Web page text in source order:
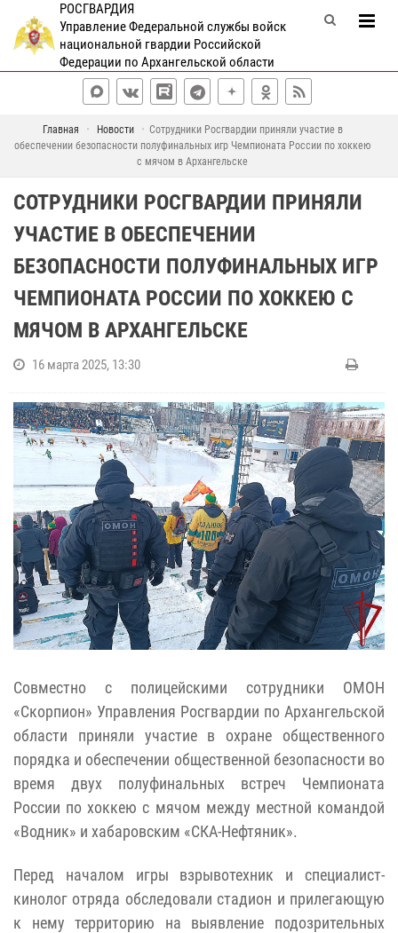
РОСГВАРДИЯ
Управление Федеральной службы войск
национальной гвардии Российской
Федерации по Архангельской области
Главная Новости
Сотрудники Росгвардии приняли участие в
обеспечении безопасности полуфинальных игр Чемпионата России по хоккею
с мячом в Архангельске
СОТРУДНИКИ РОСГВАРДИИ ПРИНЯЛИ
УЧАСТИЕ В ОБЕСПЕЧЕНИИ
БЕЗОПАСНОСТИ ПОЛУФИНАЛЬНЫХ ИГР
ЧЕМПИОНАТА РОССИИ ПО ХОККЕЮ С
МЯЧОМ В АРХАНГЕЛЬСКЕ
16 марта 2025, 13:30
Совместно с полицейскими сотрудники ОМОН
«Скорпион» Управления Росгвардии по Архангельской
области приняли участие в охране общественного
порядка и обеспечении общественной безопасности во
время двух полуфинальных встреч Чемпионата
России по хоккею с мячом между местной командой
«Водник» и хабаровским «СКА-Нефтяник».
Перед началом игры взрывотехник и специалист-
кинолог отряда обследовали стадион и прилегающую
к нему территорию на выявление подозрительных